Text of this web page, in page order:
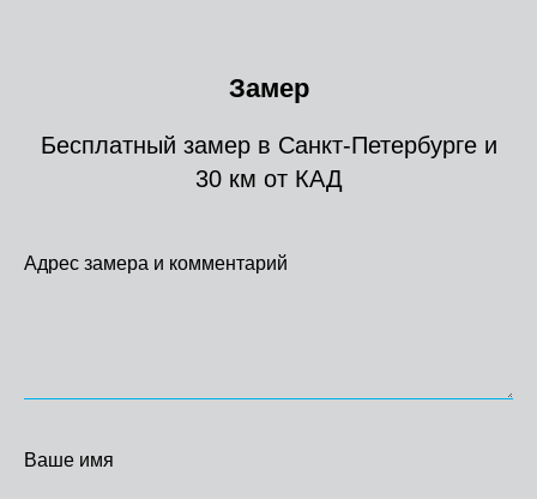
Замер
Бесплатный замер в Санкт-Петербурге и
30 км от КАД
Адрес замера и комментарий
Ваше имя